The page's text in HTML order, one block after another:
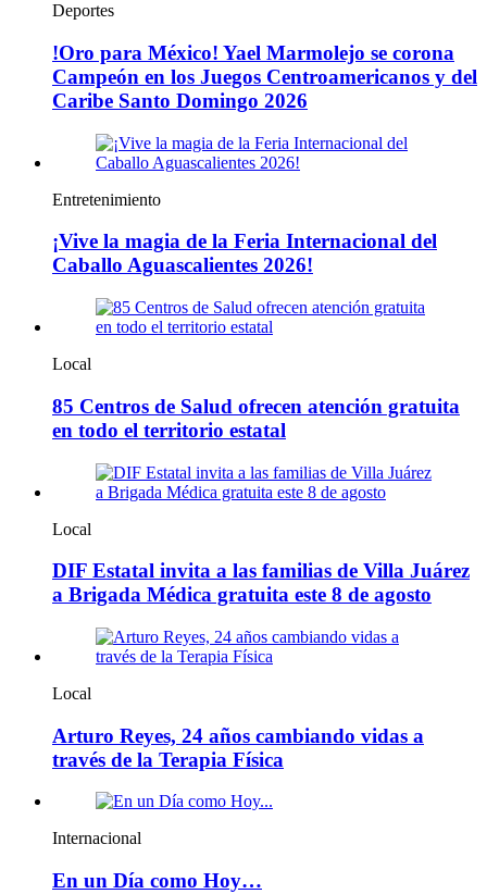
Deportes
!Oro para México! Yael Marmolejo se corona
Campeón en los Juegos Centroamericanos y del
Caribe Santo Domingo 2026
Entretenimiento
¡Vive la magia de la Feria Internacional del
Caballo Aguascalientes 2026!
Local
85 Centros de Salud ofrecen atención gratuita
en todo el territorio estatal
Local
DIF Estatal invita a las familias de Villa Juárez
a Brigada Médica gratuita este 8 de agosto
Local
Arturo Reyes, 24 años cambiando vidas a
través de la Terapia Física
Internacional
En un Día como Hoy…